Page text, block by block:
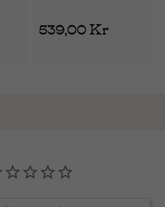
539,00 Kr